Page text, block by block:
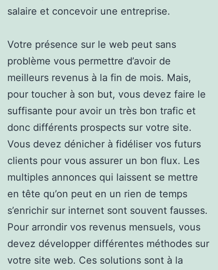
salaire et concevoir une entreprise.
Votre présence sur le web peut sans
problème vous permettre d’avoir de
meilleurs revenus à la fin de mois. Mais,
pour toucher à son but, vous devez faire le
suffisante pour avoir un très bon trafic et
donc différents prospects sur votre site.
Vous devez dénicher à fidéliser vos futurs
clients pour vous assurer un bon flux. Les
multiples annonces qui laissent se mettre
en tête qu’on peut en un rien de temps
s’enrichir sur internet sont souvent fausses.
Pour arrondir vos revenus mensuels, vous
devez développer différentes méthodes sur
votre site web. Ces solutions sont à la